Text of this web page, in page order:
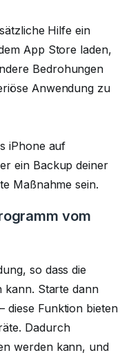
Hilfe ein
App Store laden,
Bedrohungen
Anwendung zu
iPhone auf
ein Backup deiner
Maßnahme sein.
vom
so dass die
kann. Starte dann
diese Funktion bieten
Dadurch
werden kann, und